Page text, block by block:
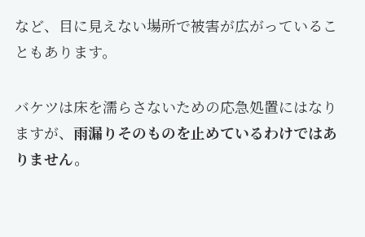
など、目に見えない場所で被害が広がっているこ
ともあります。
バケツは床を濡らさないための応急処置にはなり
ますが、 雨漏りそのものを止めているわけではあ
りません。